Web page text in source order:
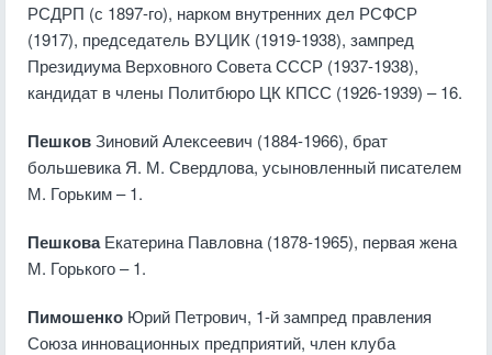
РСДРП (с 1897-го), нарком внутренних дел РСФСР
(1917), председатель ВУЦИК (1919-1938), зампред
Президиума Верховного Совета СССР (1937-1938),
кандидат в члены Политбюро ЦК КПСС (1926-1939) – 16.
ПешковЗиновий Алексеевич (1884-1966), брат
большевика Я. М. Свердлова, усыновленный писателем
М. Горьким – 1.
ПешковаЕкатерина Павловна (1878-1965), первая жена
М. Горького – 1.
Пимошенко Юрий Петрович, 1-й зампред правления
Союза инновационных предприятий, член клуба